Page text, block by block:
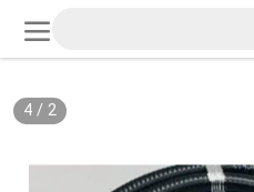
2
/
4